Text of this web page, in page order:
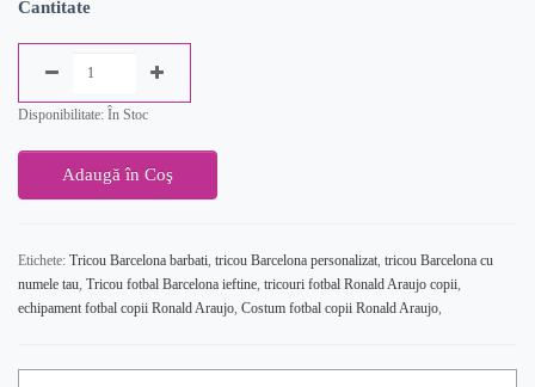
Cantitate
Disponibilitate: În Stoc
Adaugă în Coş
Etichete: Tricou Barcelona barbati, tricou Barcelona personalizat, tricou Barcelona cu
numele tau, Tricou fotbal Barcelona ieftine, tricouri fotbal Ronald Araujo copii,
echipament fotbal copii Ronald Araujo, Costum fotbal copii Ronald Araujo,